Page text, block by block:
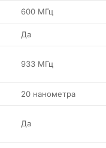
600 МГц
Да
933 МГц
20 нанометра
Да